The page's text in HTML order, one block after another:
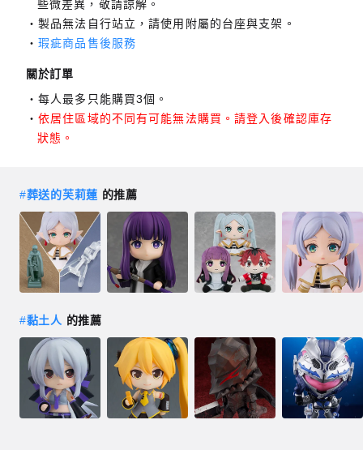
些微差異，敬請諒解。
製品無法自行站立，請使用附屬的台座與支架。
瑕疵商品售後服務
關於訂單
每人最多只能購買3個。
依居住區域的不同有可能無法購買。請登入後確認庫存
狀態。
#葬送的芙莉蓮 的推薦
#黏土人 的推薦